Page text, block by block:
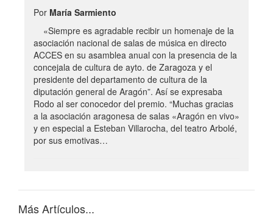
Por María Sarmiento
«Siempre es agradable recibir un homenaje de la
asociación nacional de salas de música en directo
ACCES en su asamblea anual con la presencia de la
concejala de cultura de ayto. de Zaragoza y el
presidente del departamento de cultura de la
diputación general de Aragón”. Así se expresaba
Rodo al ser conocedor del premio. “Muchas gracias
a la asociación aragonesa de salas «Aragón en vivo»
y en especial a Esteban Villarocha, del teatro Arbolé,
por sus emotivas…
Más Artículos...